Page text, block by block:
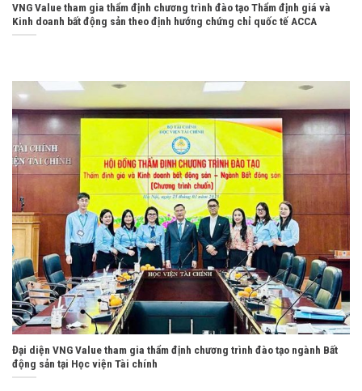
VNG Value tham gia thẩm định chương trình đào tạo Thẩm định giá và
Kinh doanh bất động sản theo định hướng chứng chỉ quốc tế ACCA
Đại diện VNG Value tham gia thẩm định chương trình đào tạo ngành Bất
động sản tại Học viện Tài chính